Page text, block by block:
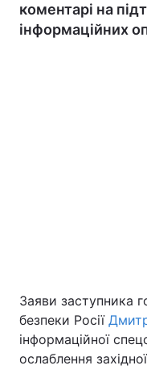
коментарі на
інформаційних
Заяви заступника
безпеки Росії
інформаційної
ослаблення